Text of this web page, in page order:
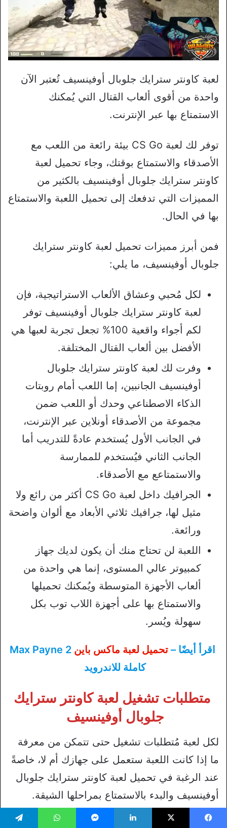
لعبة كاونتر سترايك جلوبال أوفينسيف تُعتبر الآن
واحدة من أقوى ألعاب القتال التي يُمكنك
الاستمتاع بها عبر الإنترنت.
توفر لك لعبة CS Go بيئة رائعة من اللعب مع
الأصدقاء والاستمتاع بوقتك، وجاء تحميل لعبة
كاونتر سترايك جلوبال أوفينسيف بالكثير من
المميزات التي تدفعك إلى تحميل اللعبة والاستمتاع
بها في الحال.
فمن أبرز مميزات تحميل لعبة كاونتر سترايك
جلوبال أوفينسيف، ما يلي:
لكل مُحبي وعشاق الألعاب الاستراتيجية، فإن
لعبة كاونتر سترايك جلوبال أوفينسيف توفر
لكم أجواء واقعية 100% تجعل تجربة لعبها هي
الأفضل بين ألعاب القتال المختلفة.
وفرت لك لعبة كاونتر سترايك جلوبال
أوفينسيف الجانبين، إما اللعب أمام روبتات
الذكاء الاصطناعي وحدك أو اللعب ضمن
مجموعة من الأصدقاء أونلاين عبر الإنترنت،
في الجانب الأول يُستخدم عادةً للتدريب أما
الجانب الثاني فيُستخدم للممارسة
والاستمتاعع مع الأصدقاء.
الجرافيك داخل لعبة CS Go أكثر من رائع ولا
مثيل لها، جرافيك ثلاثي الأبعاد مع ألوان واضحة
ورائعة.
اللعبة لن تحتاج منك أن يكون لديك جهاز
كمبيوتر عالي المستوى، إنما هي واحدة من
ألعاب الأجهزة المتوسطة ويُمكنك تحميلها
والاستمتاع بها على أجهزة اللاب توب بكل
سهولة ويُسر.
اقرأ أيضًا –تحميل لعبة ماكس باين Max Payne 2
كاملة للاندرويد
متطلبات تشغيل لعبة كاونتر سترايك
جلوبال أوفينسيف
لكل لعبة مُتطلبات تشغيل حتى تتمكن من معرفة
ما إذا كانت اللعبة ستعمل على جهازك أم لا، خاصةً
عند الرغبة في تحميل لعبة كاونتر سترايك جلوبال
أوفينسيف والبدء بالاستمتاع بمراحلها الشيقة.
فيما يلي متطلبات تشغيل لعبة كاونتر سترايك